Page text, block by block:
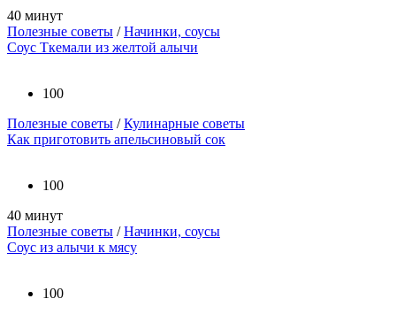
40 минут
Полезные советы /Начинки, соусы
Соус Ткемали из желтой алычи
100
Полезные советы /Кулинарные советы
Как приготовить апельсиновый сок
100
40 минут
Полезные советы /Начинки, соусы
Соус из алычи к мясу
100